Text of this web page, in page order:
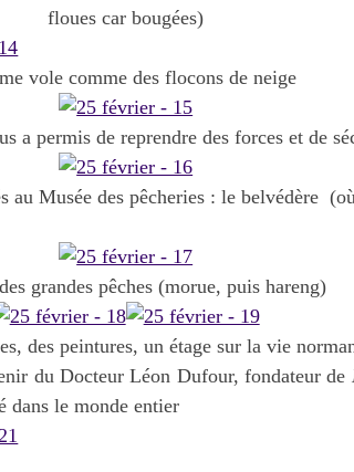
floues car bougées)
vole comme des flocons de neige
a permis de reprendre des forces et de
au Musée des pêcheries : le belvédère
grandes pêches (morue, puis hareng)
des peintures, un étage sur la vie
du Docteur Léon Dufour, fondateur de
dans le monde entier